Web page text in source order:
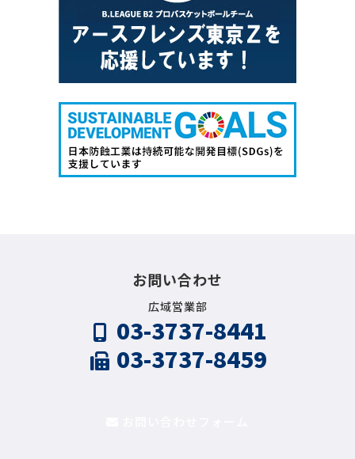
お問い合わせ
広域営業部
03-3737-8441
03-3737-8459